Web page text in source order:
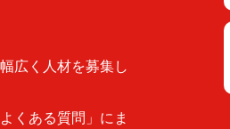
広く人材を募集し
くある質問」にま